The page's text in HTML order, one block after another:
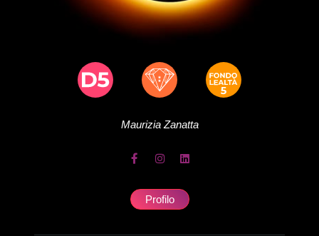
MauriziaZanatta
Profilo